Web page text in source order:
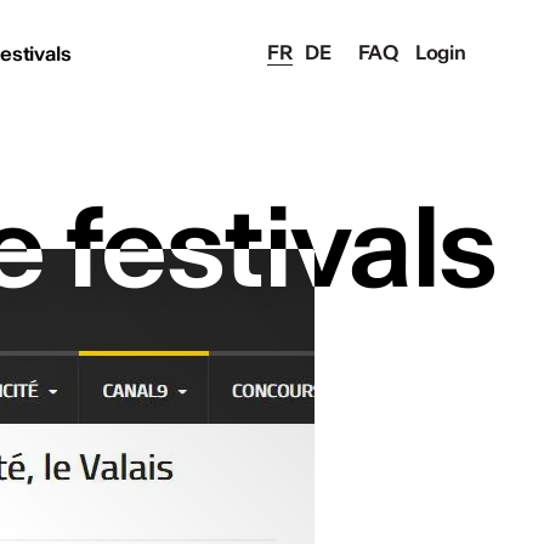
FAQ Login
FR DE
festivals
festivals